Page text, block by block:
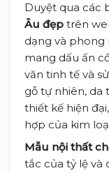
Duyệt qua các
Âu đẹp trên
dạng và phong
mang dấu ấn
văn tinh tế và
gỗ tự nhiên, da
thiết kế hiện
hợp của kim
Mẫu nội thất
tắc của tỷ lệ và